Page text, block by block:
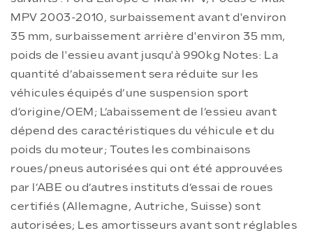
MPV 2003-2010, surbaissement avant d'environ
35 mm, surbaissement arrière d'environ 35 mm,
poids de l'essieu avant jusqu'à 990kg Notes: La
quantité d’abaissement sera réduite sur les
véhicules équipés d’une suspension sport
d’origine/OEM; L’abaissement de l’essieu avant
dépend des caractéristiques du véhicule et du
poids du moteur; Toutes les combinaisons
roues/pneus autorisées qui ont été approuvées
par l’ABE ou d’autres instituts d’essai de roues
certifiés (Allemagne, Autriche, Suisse) sont
autorisées; Les amortisseurs avant sont réglables